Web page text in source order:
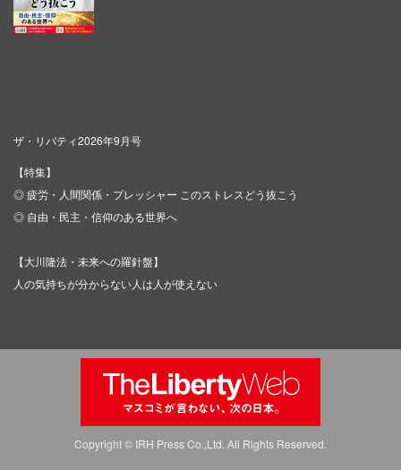
ザ・リバティ2026年9月号
【特集】
◎ 疲労・人間関係・プレッシャー このストレスどう抜こう
◎ 自由・民主・信仰のある世界へ
【大川隆法・未来への羅針盤】
人の気持ちが分からない人は人が使えない
Copyright © IRH Press Co.,Ltd. All Rights Reserved.